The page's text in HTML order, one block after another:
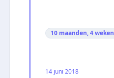
10 maanden, 4 weken
14 juni 2018